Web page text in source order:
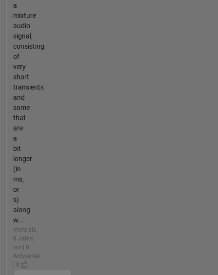
a
mixture
audio
signal,
consisting
of
very
short
transients
and
some
that
are
a
bit
longer
(in
ms,
or
s)
along
w...
mehr als
8 Jahre
vor | 0
Antworten
| 0